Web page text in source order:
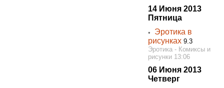
14 Июня 2013
Пятница
◦ Эротика в
рисунках 9.3
Эротика - Комиксы и
рисунки 13:06
06 Июня 2013
Четверг